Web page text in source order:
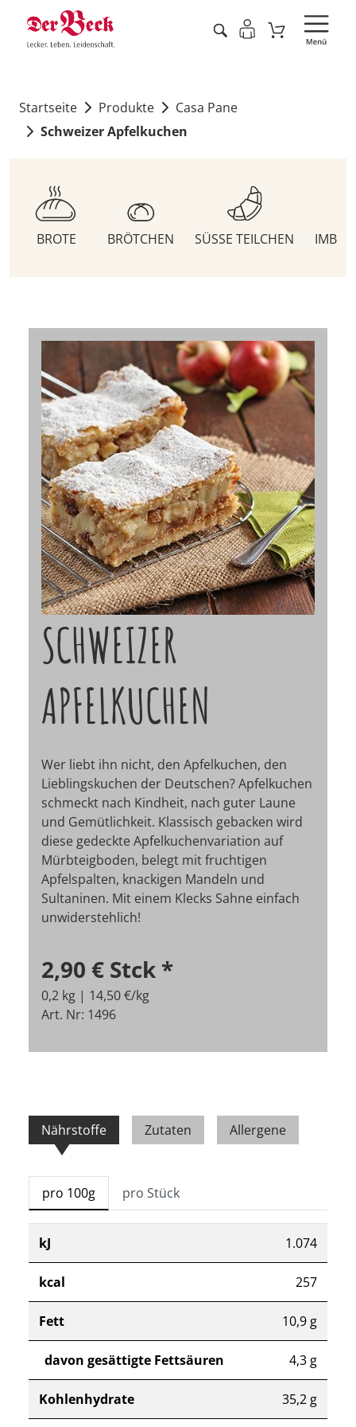
Startseite Produkte
Casa Pane
Schweizer Apfelkuchen
BROTE BRÖTCHEN SÜSSE TEILCHEN
SCHWEIZER
APFELKUCHEN
Wer liebt ihn nicht, den Apfelkuchen, den
Lieblingskuchen der Deutschen? Apfelkuchen
schmeckt nach Kindheit, nach guter Laune
und Gemütlichkeit. Klassisch gebacken wird
diese gedeckte Apfelkuchenvariation auf
Mürbteigboden, belegt mit fruchtigen
Apfelspalten, knackigen Mandeln und
Sultaninen. Mit einem Klecks Sahne einfach
unwiderstehlich!
2,90 € Stck *
0,2 kg | 14,50 €/kg
Art. Nr: 1496
Nährstoffe Zutaten Allergene
pro 100g pro Stück
kJ 1.074
kcal 257
Fett 10,9 g
davon gesättigte Fettsäuren 4,3 g
Kohlenhydrate 35,2 g